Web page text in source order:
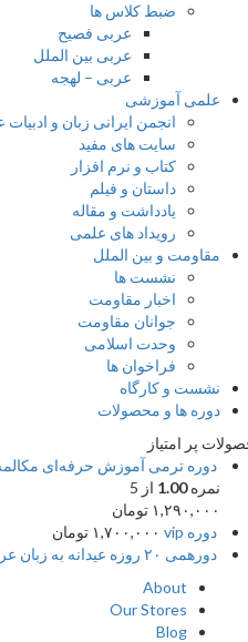
ضبط کلاس ها
عربی فصیح
عربی بین الملل
عربی – لهجه
علمی آموزشی
انجمن ایرانی زبان و ادبیات
سایت های مفید
کتاب و نرم افزار
داستان و فیلم
یادداشت و مقاله
رویداد های علمی
مقاومت و بین الملل
نشست ها
اخبار مقاومت
جوانان مقاومت
وحدت اسلامی
فراخوان ها
نشست و کارگاه
دوره ها و محصولات
پر امتیاز
دوره ترمی آموزش حرفه‌ای مکالمه
نمره1.00از 5
۱,۲۹۰,۰۰۰تومان
دوره vip
۱,۷۰۰,۰۰۰تومان
دورهمی ۲۰ روزه عیدانه به زبان عربی
About
Our Stores
Blog